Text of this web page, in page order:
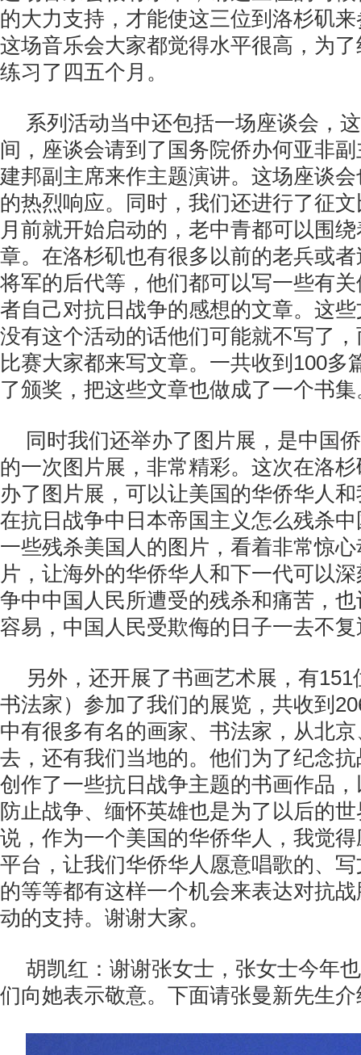
的大力支持，才能使这三位到洛杉矶
这场音乐会大家都觉得水平很高，为
练习了四五个月。
系列活动当中还包括一场座谈会，
间，座谈会请到了国务院侨办何亚非
建邦副主席来作主题演讲。这场座谈
的热烈响应。同时，我们还进行了征
月前就开始启动的，老中青都可以围
章。在洛杉矶也有很多以前的老兵或
将军的后代等，他们都可以写一些有
者自己对抗日战争的感想的文章。这
没有这个活动的话他们可能就不写了
比赛大家都来写文章。一共收到100多
了颁奖，把这些文章也做成了一个书集
同时我们还举办了图片展，是中国
的一次图片展，非常精彩。这次在洛
办了图片展，可以让美国的华侨华人
在抗日战争中日本帝国主义怎么残杀
一些残杀美国人的图片，看着非常惊
片，让海外的华侨华人和下一代可以
争中中国人民所遭受的残杀和痛苦，
容易，中国人民受欺侮的日子一去不
另外，还开展了书画艺术展，有
书法家）参加了我们的展览，共收到
中有很多有名的画家、书法家，从北
去，还有我们当地的。他们为了纪念
创作了一些抗日战争主题的书画作品
防止战争、缅怀英雄也是为了以后的
说，作为一个美国的华侨华人，我觉
平台，让我们华侨华人愿意唱歌的、
的等等都有这样一个机会来表达对抗
动的支持。谢谢大家。
胡凯红：谢谢张女士，张女士今年
们向她表示敬意。下面请张曼新先生